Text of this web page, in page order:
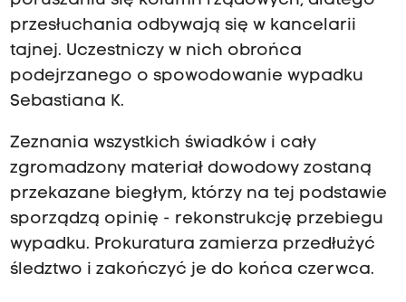
przesłuchania odbywają się w kancelarii
tajnej. Uczestniczy w nich obrońca
podejrzanego o spowodowanie wypadku
Sebastiana K.
Zeznania wszystkich świadków i cały
zgromadzony materiał dowodowy zostaną
przekazane biegłym, którzy na tej podstawie
sporządzą opinię - rekonstrukcję przebiegu
wypadku. Prokuratura zamierza przedłużyć
śledztwo i zakończyć je do końca czerwca.